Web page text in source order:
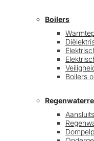
Boilers
Boilers